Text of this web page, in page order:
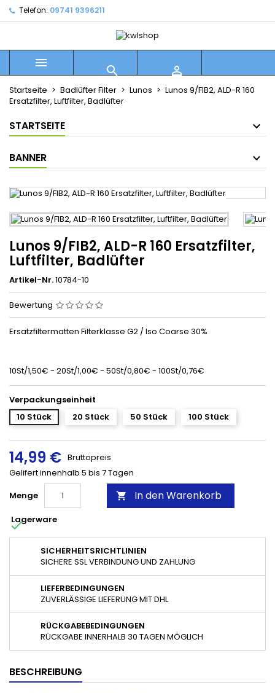
Telefon: 09741 9396211
  
Startseite Badlüfter Filter Lunos
Lunos 9/FIB2, ALD-R 160
Ersatzfilter, Luftfilter, Badlüfter
STARTSEITE
BANNER
Lunos 9/FIB2, ALD-R 160 Ersatzfilter,
Luftfilter, Badlüfter
Artikel-Nr.10784-10
Bewertung
Ersatzfiltermatten Filterklasse G2 / Iso Coarse 30%
10St/1,50€ - 20St/1,00€ - 50St/0,80€ - 100St/0,76€
Verpackungseinheit
10 Stück
20 Stück 50 Stück 100 Stück
14,99 € Bruttopreis
Gelifert innenhalb 5 bis 7 Tagen
Menge
 In den Warenkorb

Lagerware
SICHERHEITSRICHTLINIEN
SICHERE SSL VERBINDUNG UND ZAHLUNG
LIEFERBEDINGUNGEN
ZUVERLÄSSIGE LIEFERUNG MIT DHL
RÜCKGABEBEDINGUNGEN
RÜCKGABE INNERHALB 30 TAGEN MÖGLICH
BESCHREIBUNG